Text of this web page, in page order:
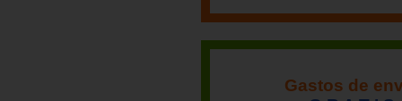
Gastos de